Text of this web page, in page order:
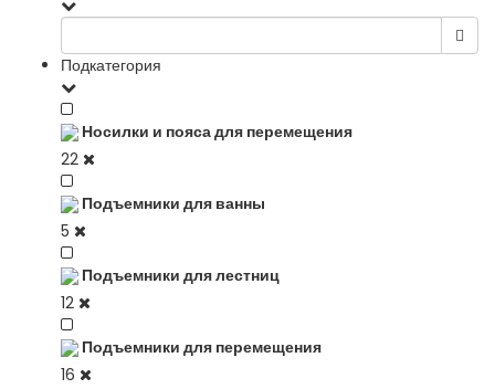
Подкатегория
Носилки и пояса для перемещения
22
Подъемники для ванны
5
Подъемники для лестниц
12
Подъемники для перемещения
16